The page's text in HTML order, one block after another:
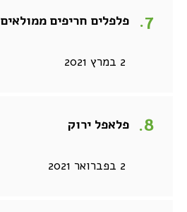
פלפלים חריפים ממולאים
2 במרץ 2021
פלאפל ירוק
2 בפברואר 2021